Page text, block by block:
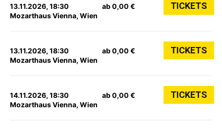
13.11.2026, 18:30
Mozarthaus Vienna, Wien
ab 0,00 € TICKETS
13.11.2026, 18:30
Mozarthaus Vienna, Wien
ab 0,00 € TICKETS
14.11.2026, 18:30
Mozarthaus Vienna, Wien
ab 0,00 € TICKETS